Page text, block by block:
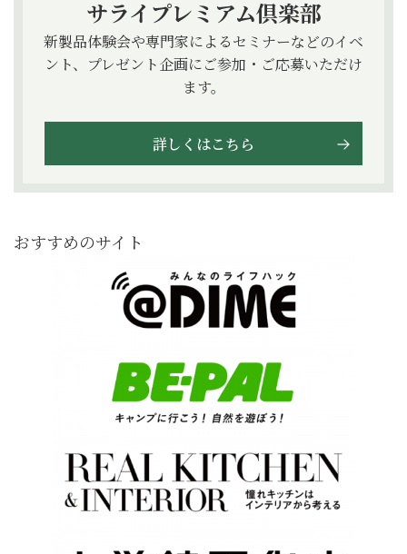
サライプレミアム倶楽部
新製品体験会や専門家によるセミナーなどのイベ
ント、プレゼント企画にご参加・ご応募いただけ
ます。
詳しくはこちら
おすすめのサイト